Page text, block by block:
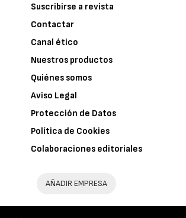
Suscribirse a revista
Contactar
Canal ético
Nuestros productos
Quiénes somos
Aviso Legal
Protección de Datos
Política de Cookies
Colaboraciones editoriales
AÑADIR EMPRESA